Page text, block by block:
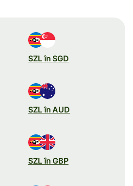
SZL în SGD
SZL în AUD
SZL în GBP